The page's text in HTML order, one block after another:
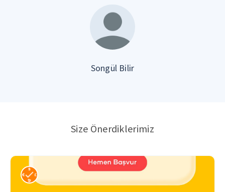
Songül Bilir
Size Önerdiklerimiz